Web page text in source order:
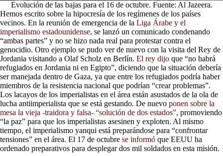
Evolución de las bajas para el 16 de octubre. Fuente: Al Jazeera.
Hemos escrito sobre la hipocresía de los regímenes de los países
vecinos. En la reunión de emergencia de la Liga Árabe y el
imperialismo estadounidense, se lanzó un comunicado condenando
“ambas partes” y no se hizo nada real para protestar contra el
genocidio. Otro ejemplo se pudo ver de nuevo con la visita del Rey de
Jordania visitando a Olaf Scholz en Berlín. El rey dijo que “no habrá
refugiados en Jordania ni en Egipto”, diciendo que la situación debería
ser manejada dentro de Gaza, ya que entre los refugiados podría haber
miembros de la resistencia nacional que podrían “crear problemas”.
Los lacayos de los imperialistas en el área están asustados de la ola de
lucha antiimperialista que se está gestando. De nuevo ponen sobre la
mesa la vieja -traidora y falsa- “solución de dos estados”, promoviendo
“la paz” para que los imperialistas asesinen y exploten. Al mismo
tiempo, el imperialismo yanqui está preparándose para “confrontar
tensiones” en el área. El 17 de octubre se informó que EEUU ha
ordenado preparativos para desplegar dos mil soldados en esta misión.